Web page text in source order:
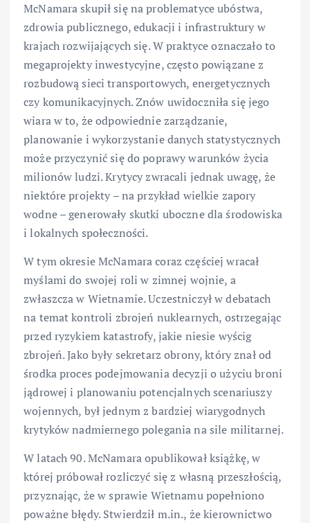
McNamara skupił się na problematyce ubóstwa,
zdrowia publicznego, edukacji i infrastruktury w
krajach rozwijających się. W praktyce oznaczało to
megaprojekty inwestycyjne, często powiązane z
rozbudową sieci transportowych, energetycznych
czy komunikacyjnych. Znów uwidoczniła się jego
wiara w to, że odpowiednie zarządzanie,
planowanie i wykorzystanie danych statystycznych
może przyczynić się do poprawy warunków życia
milionów ludzi. Krytycy zwracali jednak uwagę, że
niektóre projekty – na przykład wielkie zapory
wodne – generowały skutki uboczne dla środowiska
i lokalnych społeczności.
W tym okresie McNamara coraz częściej wracał
myślami do swojej roli w zimnej wojnie, a
zwłaszcza w Wietnamie. Uczestniczył w debatach
na temat kontroli zbrojeń nuklearnych, ostrzegając
przed ryzykiem katastrofy, jakie niesie wyścig
zbrojeń. Jako były sekretarz obrony, który znał od
środka proces podejmowania decyzji o użyciu broni
jądrowej i planowaniu potencjalnych scenariuszy
wojennych, był jednym z bardziej wiarygodnych
krytyków nadmiernego polegania na sile militarnej.
W latach 90. McNamara opublikował książkę, w
której próbował rozliczyć się z własną przeszłością,
przyznając, że w sprawie Wietnamu popełniono
poważne błędy. Stwierdził m.in., że kierownictwo